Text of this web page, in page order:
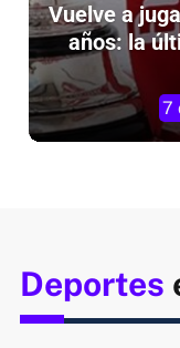
Vuelve a
años: la
7
Deportes